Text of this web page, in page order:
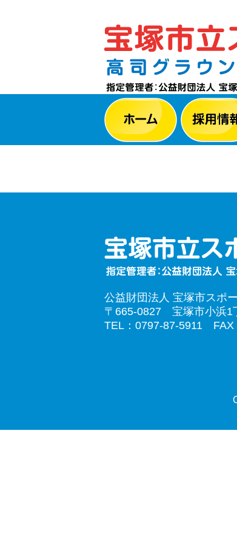
公益財団法人 宝塚市スポ
〒665-0827 宝塚市小浜1
TEL：0797-87-5911 FAX